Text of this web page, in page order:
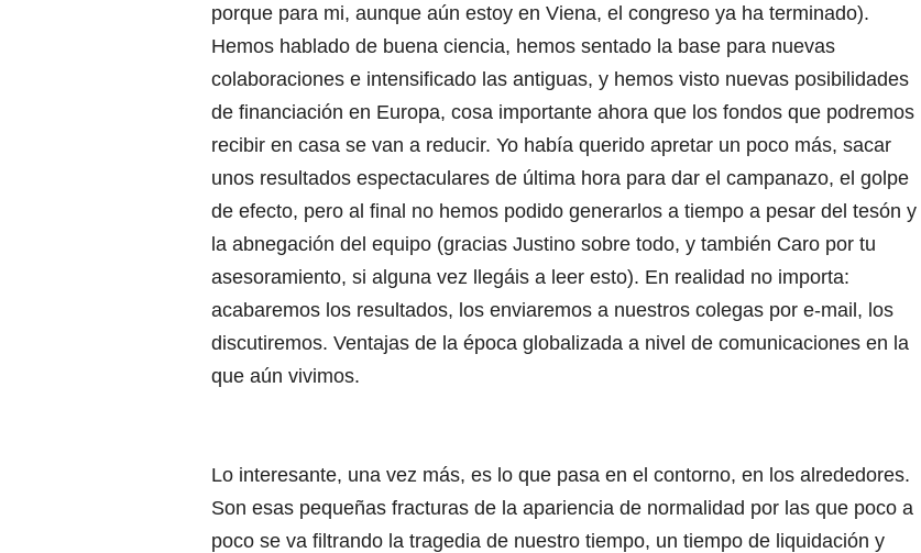
porque para mi, aunque aún estoy en Viena, el congreso ya ha terminado).
Hemos hablado de buena ciencia, hemos sentado la base para nuevas
colaboraciones e intensificado las antiguas, y hemos visto nuevas posibilidades
de financiación en Europa, cosa importante ahora que los fondos que podremos
recibir en casa se van a reducir. Yo había querido apretar un poco más, sacar
unos resultados espectaculares de última hora para dar el campanazo, el golpe
de efecto, pero al final no hemos podido generarlos a tiempo a pesar del tesón y
la abnegación del equipo (gracias Justino sobre todo, y también Caro por tu
asesoramiento, si alguna vez llegáis a leer esto). En realidad no importa:
acabaremos los resultados, los enviaremos a nuestros colegas por e-mail, los
discutiremos. Ventajas de la época globalizada a nivel de comunicaciones en la
que aún vivimos.
Lo interesante, una vez más, es lo que pasa en el contorno, en los alrededores.
Son esas pequeñas fracturas de la apariencia de normalidad por las que poco a
poco se va filtrando la tragedia de nuestro tiempo, un tiempo de liquidación y